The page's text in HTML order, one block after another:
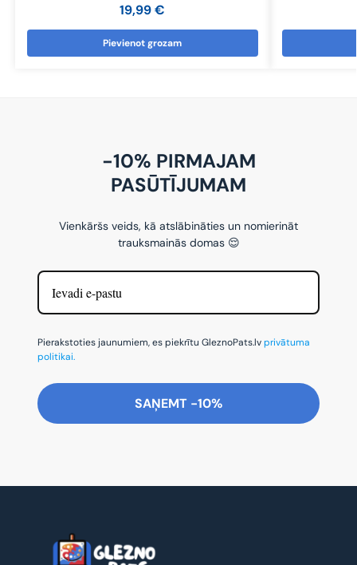
19,99€
Pievienot grozam
-10% PIRMAJAM
PASŪTĪJUMAM
Vienkāršs veids, kā atslābināties un nomierināt
trauksmainās domas 😌
Pierakstoties jaunumiem, es piekrītu GleznoPats.lvprivātuma
politikai.
SAŅEMT -10%